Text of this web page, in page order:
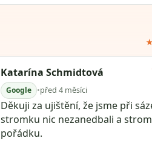
Katarína Schmidtová
Google •před 4 měsíci
Děkuji za ujištění, že jsme při
stromku nic nezanedbali a
pořádku.